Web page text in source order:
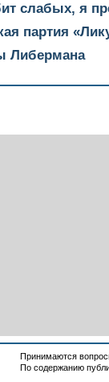
слабых, я
партия
Либермана
Принимаются
По содержанию